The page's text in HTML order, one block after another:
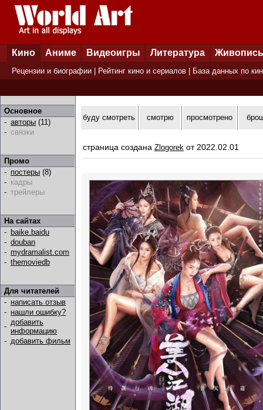
Кино Аниме Видеоигры Литература Живопись
Рецензии и биографии Рейтинг кино и сериалов База данных по
Основное
- авторы (11)
- связки
Промо
- постеры (8)
- кадры
- трейлеры
На сайтах
- baike.baidu
- douban
- mydramalist.com
- themoviedb
Для читателей
- написать отзыв
- нашли ошибку?
- добавить
информацию
- добавить фильм
буду смотреть смотрю просмотрено
страница создана Zlogorek от 2022.02.01